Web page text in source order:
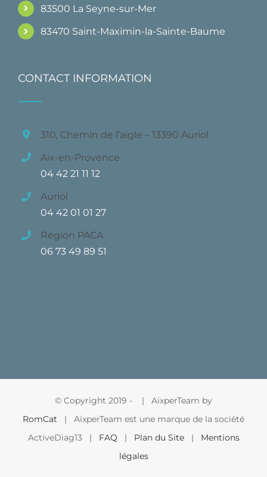
83500 La Seyne-sur-Mer
83470 Saint-Maximin-la-Sainte-Baume
CONTACT INFORMATION
310, Chemin de l’aigle – 13390 Auriol
Aix-en-Provence
04 42 21 11 12
Auriol
04 42 01 01 27
Région PACA
06 73 49 89 51
© Copyright 2019 -
| AixperTeam by
RomCat | AixperTeam est une marque de la société
ActiveDiag13 | FAQ | Plan du Site| Mentions
légales